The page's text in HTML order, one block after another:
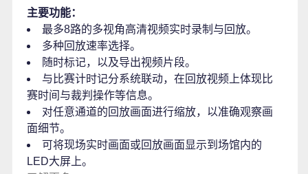
主要功能：
最多8路的多视角高清视频实时录制与回放。
多种回放速率选择。
随时标记，以及导出视频片段。
与比赛计时记分系统联动，在回放视频上体现比
赛时间与裁判操作等信息。
对任意通道的回放画面进行缩放，以准确观察画
面细节。
可将现场实时画面或回放画面显示到场馆内的
LED大屏上。